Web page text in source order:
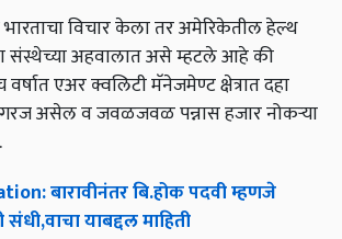
विचार केला तर अमेरिकेतील हेल्थ
संस्थेच्या अहवालात असे म्हटले आहे की
वर्षात एअर क्वलिटी मॅनेजमेण्ट क्षेत्रात दहा
असेल व जवळजवळ पन्नास हजार नोकऱ्या
बारावीनंतरबि.होकपदवीम्हणजे
संधी,वाचायाबद्दलमाहिती